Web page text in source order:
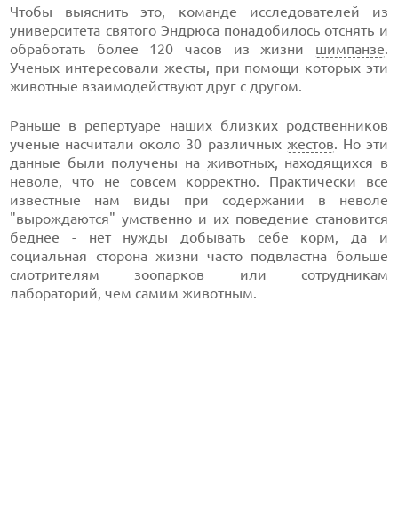
Чтобы выяснить это, команде исследователей из
университета святого Эндрюса понадобилось отснять и
обработать более 120 часов из жизни шимпанзе.
Ученых интересовали жесты, при помощи которых эти
животные взаимодействуют друг с другом.
Раньше в репертуаре наших близких родственников
ученые насчитали около 30 различных жестов. Но эти
данные были получены на животных, находящихся в
неволе, что не совсем корректно. Практически все
известные нам виды при содержании в неволе
"вырождаются" умственно и их поведение становится
беднее - нет нужды добывать себе корм, да и
социальная сторона жизни часто подвластна больше
смотрителям зоопарков или сотрудникам
лабораторий, чем самим животным.